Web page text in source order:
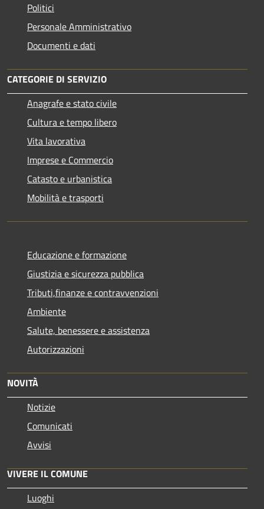
Politici
Personale Amministrativo
Documenti e dati
CATEGORIE DI SERVIZIO
Anagrafe e stato civile
Cultura e tempo libero
Vita lavorativa
Imprese e Commercio
Catasto e urbanistica
Mobilità e trasporti
Educazione e formazione
Giustizia e sicurezza pubblica
Tributi,finanze e contravvenzioni
Ambiente
Salute, benessere e assistenza
Autorizzazioni
NOVITÀ
Notizie
Comunicati
Avvisi
VIVERE IL COMUNE
Luoghi